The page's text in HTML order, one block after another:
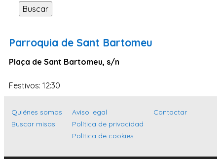
Sevilla
Santa Cruz de Tenerife
Cantabria
Islas Baleares
Málaga
Buscar
Parroquia de Sant Bartomeu
Plaça de Sant Bartomeu, s/n
Festivos: 12:30
Quiénes somos
Buscar misas
Aviso legal
Política de privacidad
Política de cookies
Contactar